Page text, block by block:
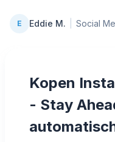
E Eddie M. Social
Kopen
- Stay